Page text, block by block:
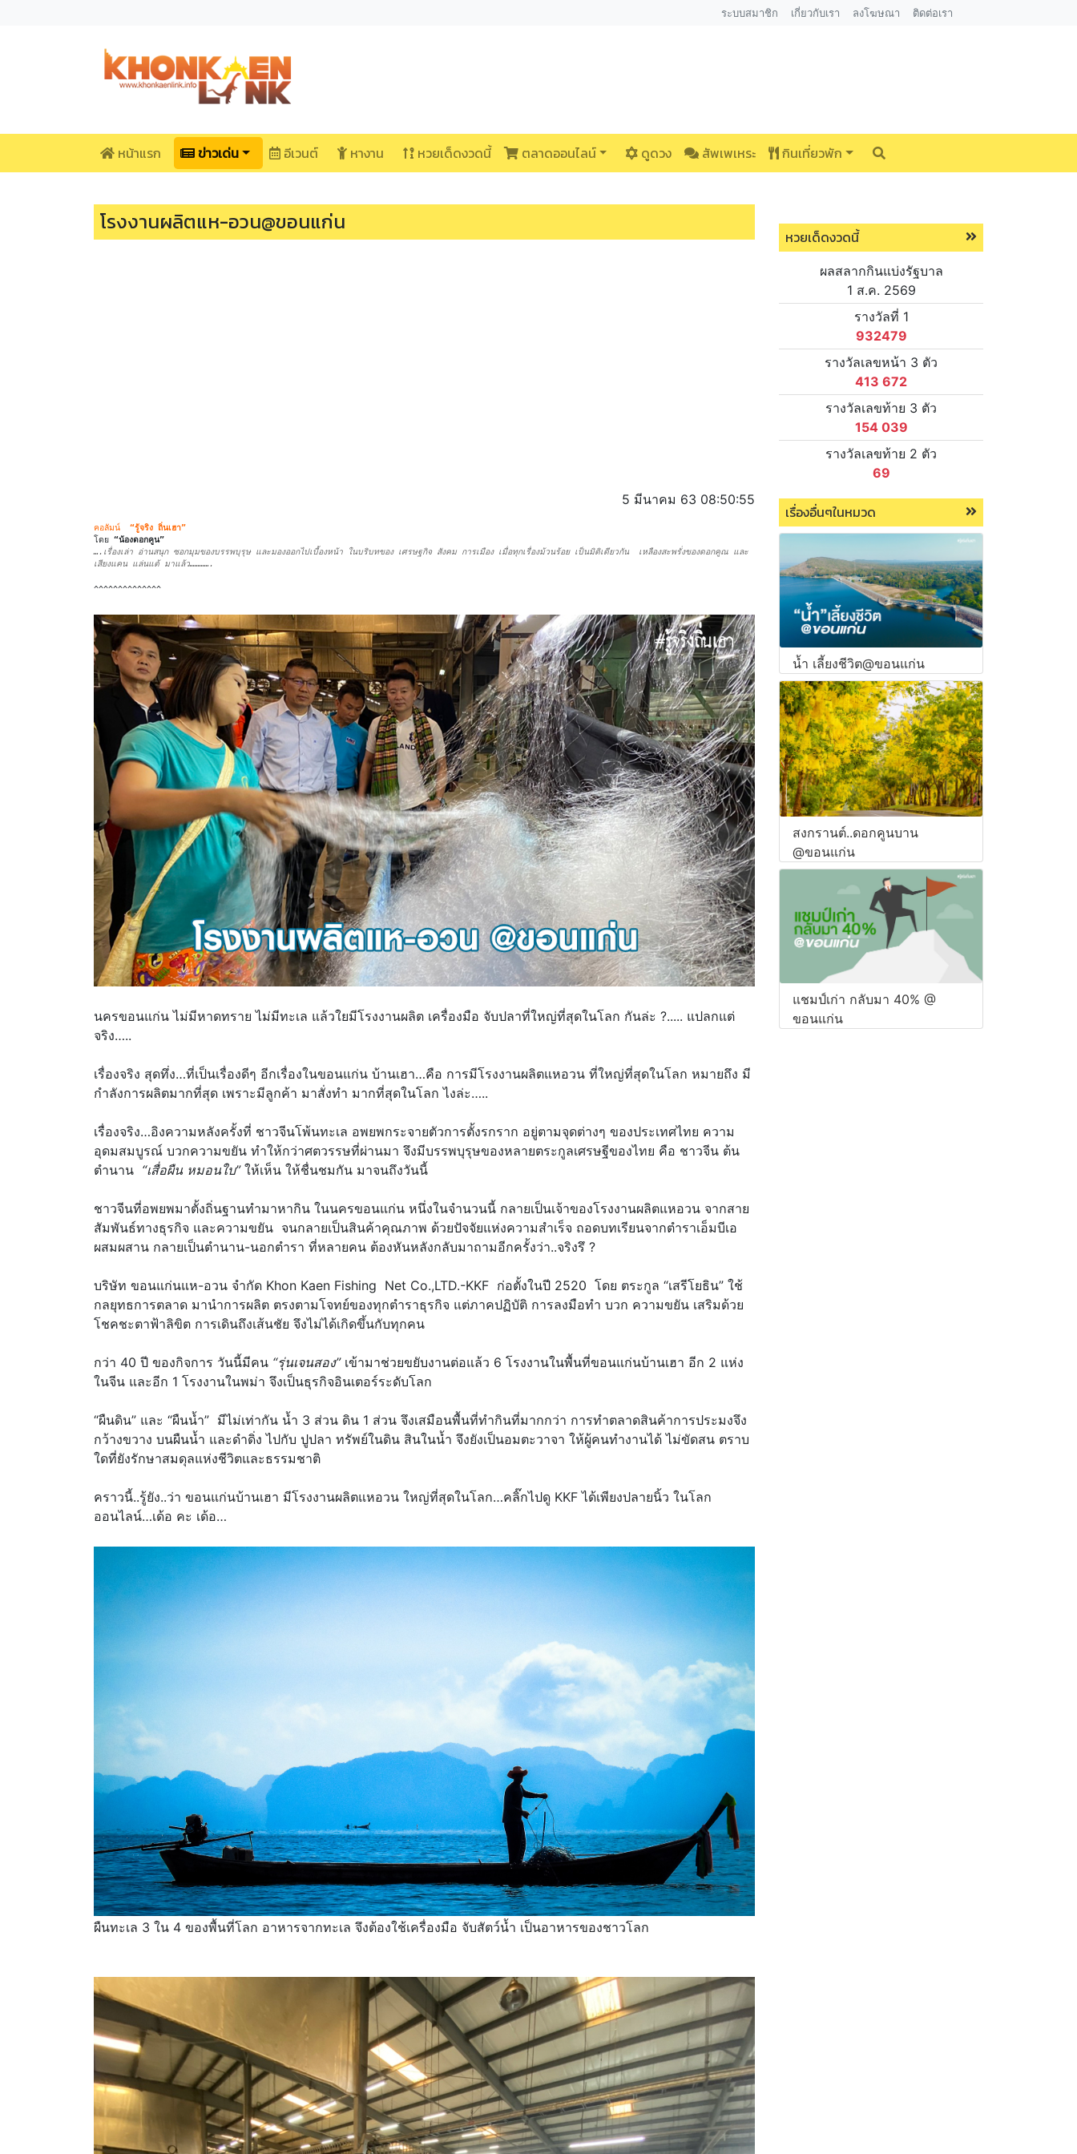
ระบบสมาชิก เกี่ยวกับเรา ลงโฆษณา ติดต่อเรา
หน้าแรก ข่าวเด่น อีเวนต์ หางาน หวยเด็ดงวดนี้ ตลาดออนไลน์ ดูดวง สัพเพเหระ กินเที่ยวพัก
โรงงานผลิตแห-อวน@ขอนแก่น
5 มีนาคม 63 08:50:55
คอลัมน์
“รู้จริง ถิ่นเฮา”
โดย “น้องดอกคูน”
….เรื่องเล่า อ่านสนุก ซอกมุมของบรรพบุรุษ และมองออกไปเบื้องหน้า ในบริบทของ เศรษฐกิจ สังคม การเมือง เมื่อทุกเรื่องม้วนร้อย เป็นมิติเดียวกัน เหลืองสะพรั่งของดอกคูณ และ
เสียงแคน แล่นแต้ มาแล้ว………….
^^^^^^^^^^^^^^
นครขอนแก่น ไม่มีหาดทราย ไม่มีทะเล แล้วใยมีโรงงานผลิต เครื่องมือ จับปลาที่ใหญ่ที่สุดในโลก กันล่ะ ?..... แปลกแต่
จริง…..
เรื่องจริง สุดทึ่ง…ที่เป็นเรื่องดีๆ อีกเรื่องในขอนแก่น บ้านเฮา…คือ การมีโรงงานผลิตแหอวน ที่ใหญ่ที่สุดในโลก หมายถึง มี
กำลังการผลิตมากที่สุด เพราะมีลูกค้า มาสั่งทำ มากที่สุดในโลก ไงล่ะ…..
เรื่องจริง…อิงความหลังครั้งที่ ชาวจีนโพ้นทะเล อพยพกระจายตัวการตั้งรกราก อยู่ตามจุดต่างๆ ของประเทศไทย ความ
อุดมสมบูรณ์ บวกความขยัน ทำให้กว่าศตวรรษที่ผ่านมา จึงมีบรรพบุรุษของหลายตระกูลเศรษฐีของไทย คือ ชาวจีน ต้น
ตำนาน “เสื่อผืน หมอนใบ”ให้เห็น ให้ชื่นชมกัน มาจนถึงวันนี้
ชาวจีนที่อพยพมาตั้งถิ่นฐานทำมาหากิน ในนครขอนแก่น หนึ่งในจำนวนนี้ กลายเป็นเจ้าของโรงงานผลิตแหอวน จากสาย
สัมพันธ์ทางธุรกิจ และความขยัน จนกลายเป็นสินค้าคุณภาพ ด้วยปัจจัยแห่งความสำเร็จ ถอดบทเรียนจากตำราเอ็มบีเอ
ผสมผสาน กลายเป็นตำนาน-นอกตำรา ที่หลายคน ต้องหันหลังกลับมาถามอีกครั้งว่า..จริงรึ ?
บริษัท ขอนแก่นแห-อวน จำกัด Khon Kaen Fishing Net Co.,LTD.-KKF ก่อตั้งในปี 2520 โดย ตระกูล “เสรีโยธิน” ใช้
กลยุทธการตลาด มานำการผลิต ตรงตามโจทย์ของทุกตำราธุรกิจ แต่ภาคปฏิบัติ การลงมือทำ บวก ความขยัน เสริมด้วย
โชคชะตาฟ้าลิขิต การเดินถึงเส้นชัย จึงไม่ได้เกิดขึ้นกับทุกคน
กว่า 40 ปี ของกิจการ วันนี้มีคน “รุ่นเจนสอง” เข้ามาช่วยขยับงานต่อแล้ว 6 โรงงานในพื้นที่ขอนแก่นบ้านเฮา อีก 2 แห่ง
ในจีน และอีก 1 โรงงานในพม่า จึงเป็นธุรกิจอินเตอร์ระดับโลก
“ผืนดิน” และ “ผืนน้ำ” มีไม่เท่ากัน น้ำ 3 ส่วน ดิน 1 ส่วน จึงเสมือนพื้นที่ทำกินที่มากกว่า การทำตลาดสินค้าการประมงจึง
กว้างขวาง บนผืนน้ำ และดำดิ่ง ไปกับ ปูปลา ทรัพย์ในดิน สินในน้ำ จึงยังเป็นอมตะวาจา ให้ผู้คนทำงานได้ ไม่ขัดสน ตราบ
ใดที่ยังรักษาสมดุลแห่งชีวิตและธรรมชาติ
คราวนี้..รู้ยัง..ว่า ขอนแก่นบ้านเฮา มีโรงงานผลิตแหอวน ใหญ่ที่สุดในโลก…คลิ๊กไปดู KKF ได้เพียงปลายนิ้ว ในโลก
ออนไลน์…เด้อ คะ เด้อ…
ผืนทะเล 3 ใน 4 ของพื้นที่โลก อาหารจากทะเล จึงต้องใช้เครื่องมือ จับสัตว์น้ำ เป็นอาหารของชาวโลก
หวยเด็ดงวดนี้
ผลสลากกินแบ่งรัฐบาล
1 ส.ค. 2569
รางวัลที่ 1
932479
รางวัลเลขหน้า 3 ตัว
413 672
รางวัลเลขท้าย 3 ตัว
154 039
รางวัลเลขท้าย 2 ตัว
69
เรื่องอื่นๆในหมวด
น้ำ เลี้ยงชีวิต@ขอนแก่น
สงกรานต์..ดอกคูนบาน
@ขอนแก่น
แชมป์เก่า กลับมา 40% @
ขอนแก่น